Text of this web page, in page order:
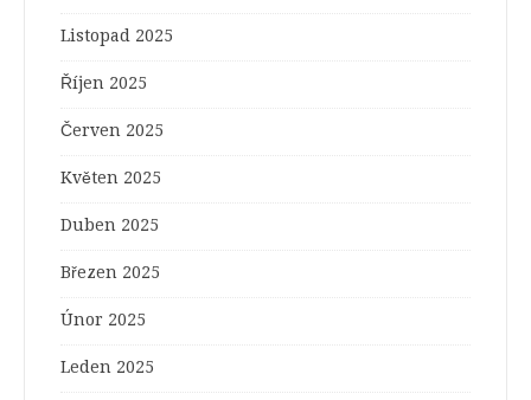
Listopad 2025
Říjen 2025
Červen 2025
Květen 2025
Duben 2025
Březen 2025
Únor 2025
Leden 2025